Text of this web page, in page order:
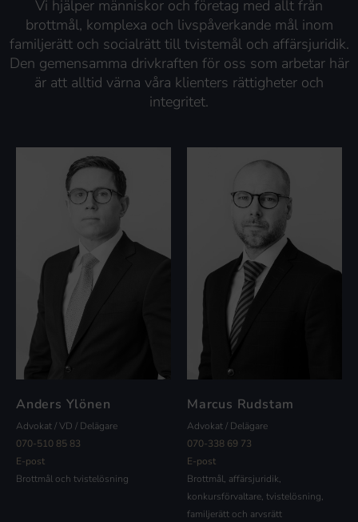
Vi hjälper människor och företag med allt från
brottmål, komplexa och livspåverkande mål inom
familjerätt och socialrätt till tvistemål och affärsjuridik.
Den gemensamma drivkraften för oss som arbetar här
är att alltid värna våra klienters rättigheter och
integritet.
Anders Ylönen
Advokat / VD / Delägare
070-510 85 83
E-post
Brottmål och tvistelösning
Marcus Rudstam
Advokat / Delägare
070-338 69 73
E-post
Brottmål, affärsjuridik,
konkursförvaltare, tvistelösning,
familjerätt och arvsrätt